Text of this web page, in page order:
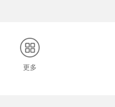
更多